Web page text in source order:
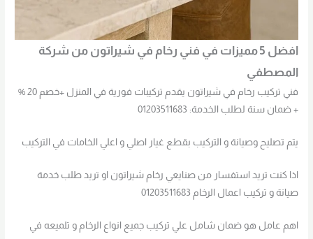
افضل 5 مميزات في فني رخام في شيراتون من شركة
المصطفي
فني تركيب رخام في شيراتون يقدم تركيبات فورية في المنزل +خصم 20 %
+ ضمان سنة لطلب الخدمة: 01203511683
يتم تصليح وصيانة و التركيب بقطع غيار اصلي و اعلي الخامات في التركيب
اذا كنت تريد استفسار من صنايعي رخام شيراتون او تريد طلب خدمة
صيانة و تركيب اعمال الرخام 01203511683
اهم عامل هو ضمان شامل علي تركيب جميع انواع الرخام و تلميعه في